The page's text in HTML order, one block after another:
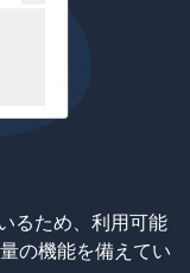
るため、利用可能
の機能を備えてい